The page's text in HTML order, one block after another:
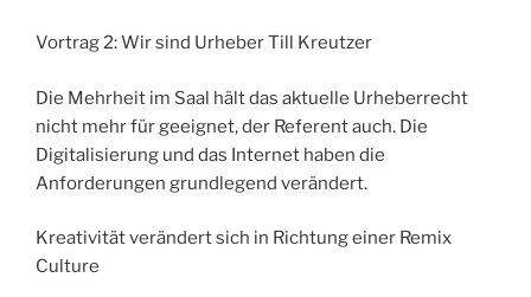
Vortrag 2: Wir sind Urheber Till Kreutzer
Die Mehrheit im Saal hält das aktuelle Urheberrecht
nicht mehr für geeignet, der Referent auch. Die
Digitalisierung und das Internet haben die
Anforderungen grundlegend verändert.
Kreativität verändert sich in Richtung einer Remix
Culture